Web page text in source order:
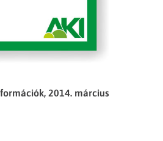
2014. március